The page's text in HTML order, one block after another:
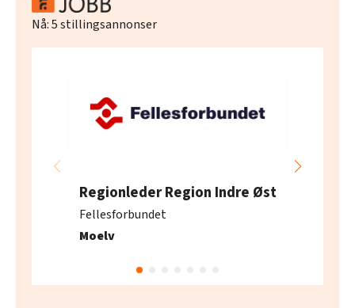
Nå:5stillingsannonser
Regionleder Region Indre Øst
Fellesforbundet
Moelv